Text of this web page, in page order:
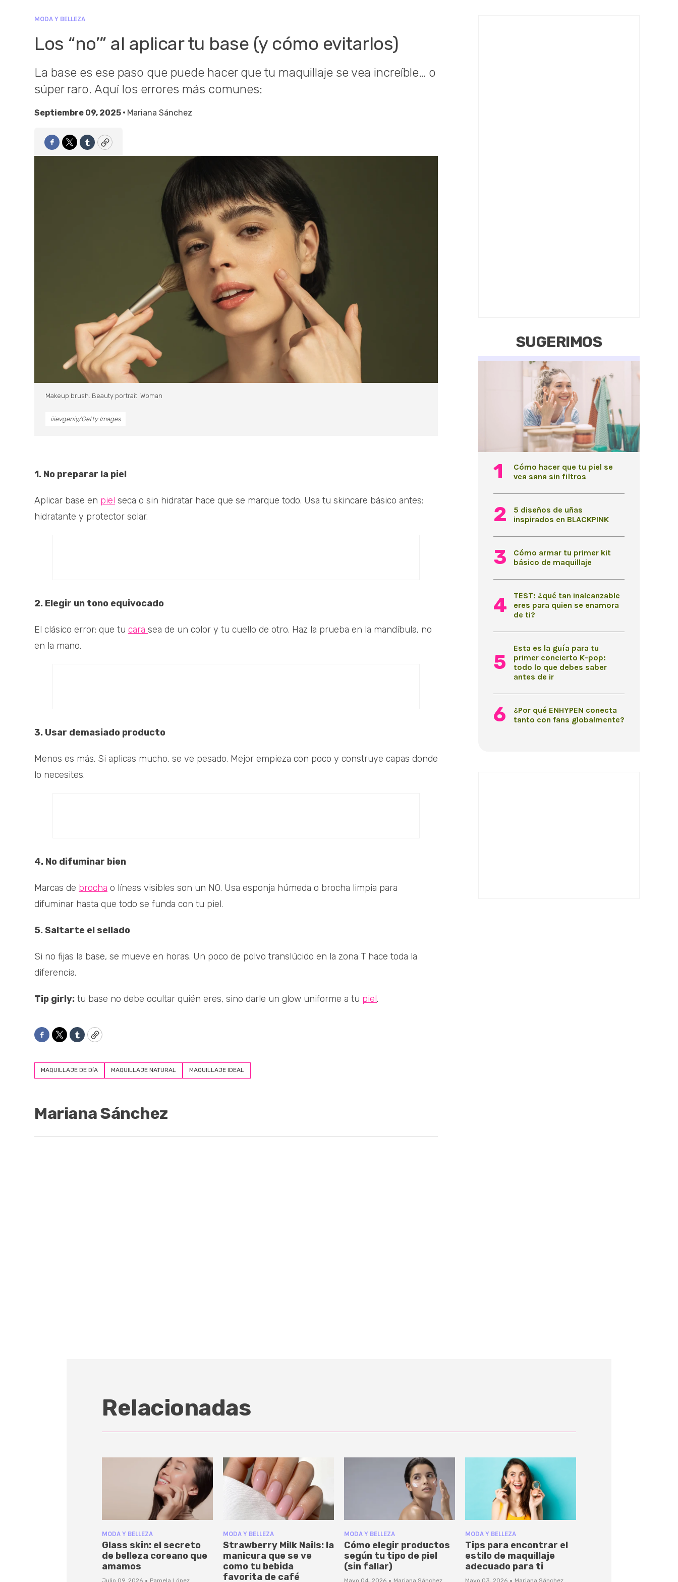
MODA Y BELLEZA
Los “no’” al aplicar tu base (y cómo evitarlos)
La base es ese paso que puede hacer que tu maquillaje se vea increíble… o
súper raro. Aquí los errores más comunes:
Septiembre 09, 2025 • Mariana Sánchez
Facebook
TwitterTumblrCopy
Makeup brush. Beauty portrait. Woman
iiievgeniy/Getty Images
1. No preparar la piel
Aplicar base en piel seca o sin hidratar hace que se marque todo. Usa tu skincare básico antes:
hidratante y protector solar.
2. Elegir un tono equivocado
El clásico error: que tu cara sea de un color y tu cuello de otro. Haz la prueba en la mandíbula, no
en la mano.
3. Usar demasiado producto
Menos es más. Si aplicas mucho, se ve pesado. Mejor empieza con poco y construye capas donde
lo necesites.
4. No difuminar bien
Marcas de brocha o líneas visibles son un NO. Usa esponja húmeda o brocha limpia para
difuminar hasta que todo se funda con tu piel.
5. Saltarte el sellado
Si no fijas la base, se mueve en horas. Un poco de polvo translúcido en la zona T hace toda la
diferencia.
Tip girly: tu base no debe ocultar quién eres, sino darle un glow uniforme a tu piel.
Facebook
TwitterTumblrCopy
MAQUILLAJE DE DÍA MAQUILLAJE NATURAL MAQUILLAJE IDEAL
Mariana Sánchez
SUGERIMOS
Cómo hacer que tu piel se
vea sana sin filtros
5 diseños de uñas
inspirados en BLACKPINK
Cómo armar tu primer kit
básico de maquillaje
TEST: ¿qué tan inalcanzable
eres para quien se enamora
de ti?
Esta es la guía para tu
primer concierto K-pop:
todo lo que debes saber
antes de ir
¿Por qué ENHYPEN conecta
tanto con fans globalmente?
Relacionadas
MODA Y BELLEZA
Glass skin: el secreto
de belleza coreano que
amamos
Julio 09, 2026 Pamela López
MODA Y BELLEZA
Strawberry Milk Nails: la
manicura que se ve
como tu bebida
favorita de café
MODA Y BELLEZA
Cómo elegir productos
según tu tipo de piel
(sin fallar)
Mayo 04, 2026 Mariana Sánchez
MODA Y BELLEZA
Tips para encontrar el
estilo de maquillaje
adecuado para ti
Mayo 03, 2026 Mariana Sánchez